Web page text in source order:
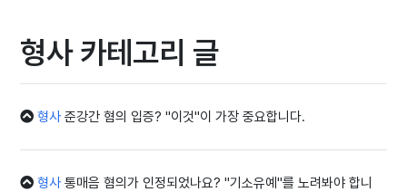
형사 카테고리 글
형사준강간 혐의 입증? "이것"이 가장 중요합니다.
형사통매음 혐의가 인정되었나요? "기소유예"를 노려봐야 합니